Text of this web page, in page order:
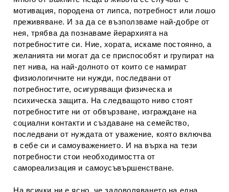
мотивация, породена от липса, потребност или лошо
преживяване. И за да се възползваме най-добре от
нея, трябва да познаваме йерархията на
потребностите си. Ние, хората, искаме постоянно, а
желанията ни могат да се приспособят и групират на
пет нива, на най-долното от които се намират
физиологичните ни нужди, последвани от
потребностите, осигуряващи физическа и
психическа защита. На следващото ниво стоят
потребностите ни от обвързване, изграждане на
социални контакти и създаване на семейство,
последвани от нуждата от уважение, която включва
в себе си и самоуважението. И на върха на тези
потребности стои необходимостта от
самореализация и самоусъвършенстване.
На всички ни е ясно, че задоволяването на една